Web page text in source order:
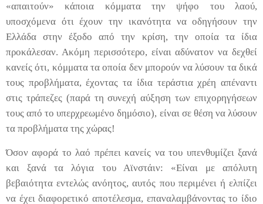
«απαιτούν» κάποια κόμματα την ψήφο του λαού,
υποσχόμενα ότι έχουν την ικανότητα να οδηγήσουν την
Ελλάδα στην έξοδο από την κρίση, την οποία τα ίδια
προκάλεσαν. Ακόμη περισσότερο, είναι αδύνατον να δεχθεί
κανείς ότι, κόμματα τα οποία δεν μπορούν να λύσουν τα δικά
τους προβλήματα, έχοντας τα ίδια τεράστια χρέη απέναντι
στις τράπεζες (παρά τη συνεχή αύξηση των επιχορηγήσεων
τους από το υπερχρεωμένο δημόσιο), είναι σε θέση να λύσουν
τα προβλήματα της χώρας!
Όσον αφορά το λαό πρέπει κανείς να του υπενθυμίζει ξανά
και ξανά τα λόγια του Αϊνστάιν: «Είναι με απόλυτη
βεβαιότητα εντελώς ανόητος, αυτός που περιμένει ή ελπίζει
να έχει διαφορετικό αποτέλεσμα, επαναλαμβάνοντας το ίδιο